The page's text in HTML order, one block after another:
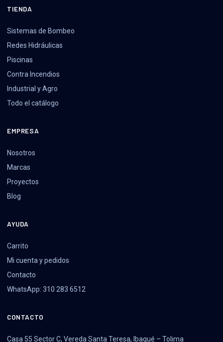
TIENDA
Sistemas de Bombeo
Redes Hidráulicas
Piscinas
Contra Incendios
Industrial y Agro
Todo el catálogo
EMPRESA
Nosotros
Marcas
Proyectos
Blog
AYUDA
Carrito
Mi cuenta y pedidos
Contacto
WhatsApp: 310 283 6512
CONTACTO
Casa 55 Sector C, Vereda Santa Teresa, Ibagué – Tolima